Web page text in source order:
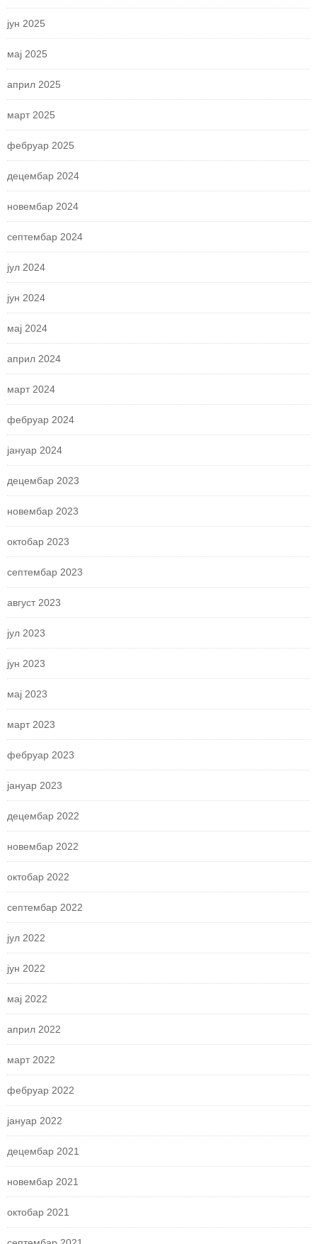
јун 2025
мај 2025
април 2025
март 2025
фебруар 2025
децембар 2024
новембар 2024
септембар 2024
јул 2024
јун 2024
мај 2024
април 2024
март 2024
фебруар 2024
јануар 2024
децембар 2023
новембар 2023
октобар 2023
септембар 2023
август 2023
јул 2023
јун 2023
мај 2023
март 2023
фебруар 2023
јануар 2023
децембар 2022
новембар 2022
октобар 2022
септембар 2022
јул 2022
јун 2022
мај 2022
април 2022
март 2022
фебруар 2022
јануар 2022
децембар 2021
новембар 2021
октобар 2021